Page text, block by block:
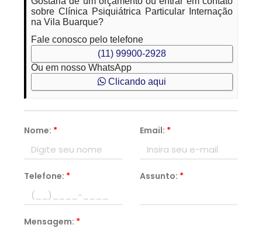
sobre Clínica Psiquiátrica Particular Internação
na Vila Buarque?
Fale conosco pelo telefone
(11) 99900-2928
Ou em nosso WhatsApp
Clicando aqui
Nome: * Email: *
Telefone: * Assunto: *
Mensagem: *